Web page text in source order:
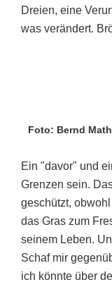
Dreien, eine
was verändert.
Foto: Bernd
Ein "davor" und
Grenzen sein.
geschützt,
das Gras zum
seinem Leben.
Schaf mir
ich könnte über